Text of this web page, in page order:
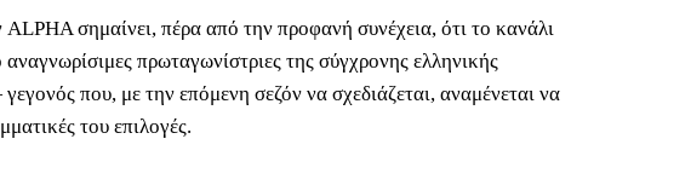
σημαίνει, πέρα από την προφανή συνέχεια, ότι το κανάλι
πρωταγωνίστριες της σύγχρονης ελληνικής
που, με την επόμενη σεζόν να σχεδιάζεται, αναμένεται να
του επιλογές.